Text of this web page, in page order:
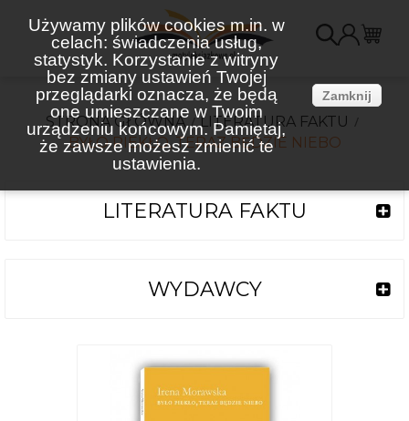
Używamy plików cookies m.in. w
celach: świadczenia usług,
statystyk. Korzystanie z witryny
bez zmiany ustawień Twojej
przeglądarki oznacza, że będą
one umieszczane w Twoim
urządzeniu końcowym. Pamiętaj,
że zawsze możesz zmienić te
ustawienia.
Zamknij
STRONA GŁÓWNA
LITERATURA FAKTU
BYŁO PIEKŁO, TERAZ BĘDZIE NIEBO
LITERATURA FAKTU
WYDAWCY